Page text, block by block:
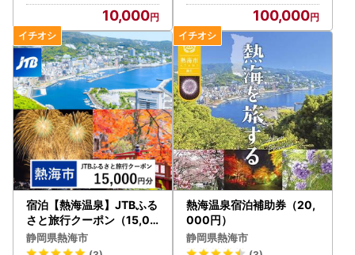
10,000 100,000
宿泊【熱海温泉】JTBふる
さと旅行クーポン（15,00
0円分）Eメール発行 宿泊
券
静岡県熱海市
熱海温泉宿泊補助券（20,
000円）
静岡県熱海市